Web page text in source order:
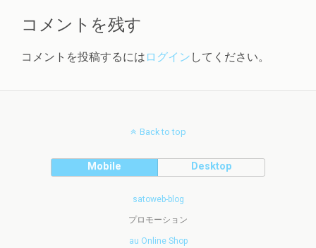
コメントを残す
コメントを投稿するには ログイン してください。
Back to top
Mobile Desktop
satoweb-blog
プロモーション
au Online Shop